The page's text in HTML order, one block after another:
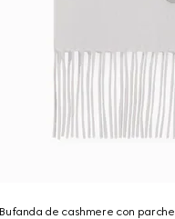
Bufanda de cashmere con parche